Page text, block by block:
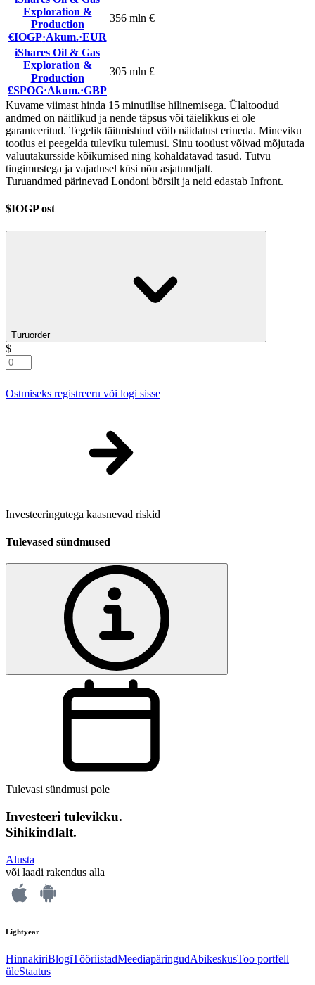
Exploration &
Production
€IOGP·Akum.·EUR
356 mln €
iShares Oil & Gas
Exploration &
Production
£SPOG·Akum.·GBP
305 mln £
Kuvame viimast hinda 15 minutilise hilinemisega. Ülaltoodud
andmed on näitlikud ja nende täpsus või täielikkus ei ole
garanteeritud. Tegelik täitmishind võib näidatust erineda. Mineviku
tootlus ei peegelda tuleviku tulemusi. Sinu tootlust võivad mõjutada
valuutakursside kõikumised ning kohaldatavad tasud. Tutvu
tingimustega ja vajadusel küsi nõu asjatundjalt.
Turuandmed pärinevad Londoni börsilt ja neid edastab Infront.
$IOGP ost
Turuorder
$
Ostmiseks registreeru või logi sisse
Investeeringutega kaasnevad riskid
Tulevased sündmused
Tulevasi sündmusi pole
Investeeri tulevikku.
Sihikindlalt.
Alusta
või laadi rakendus alla
Lightyear
HinnakiriBlogiTööriistadMeediapäringudAbikeskusToo portfell
üleStaatus